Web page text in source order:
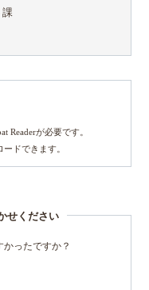
課
Readerが必要です。
ドできます。
せください
かったですか？